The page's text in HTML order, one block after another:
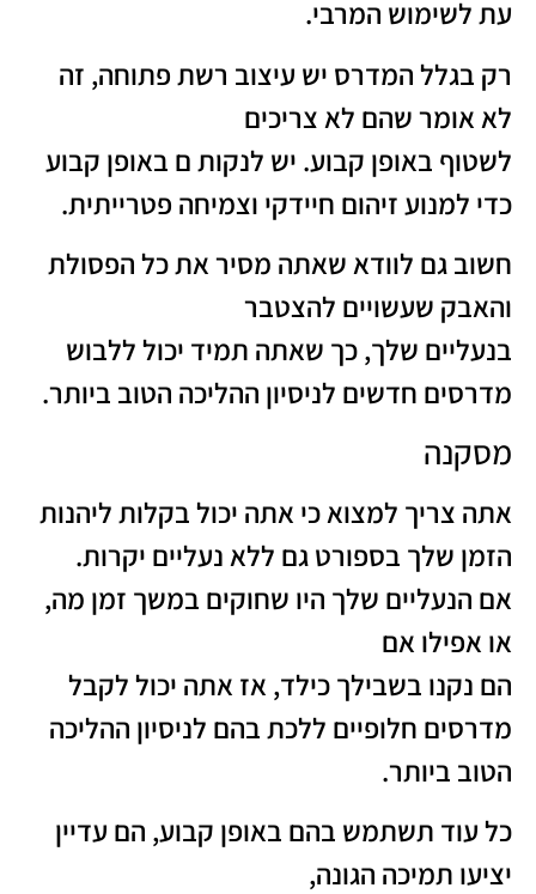
עת לשימוש המרבי.
רק בגלל המדרס יש עיצוב רשת פתוחה, זה
לא אומר שהם לא צריכים
לשטוף באופן קבוע. יש לנקות ם באופן קבוע
כדי למנוע זיהום חיידקי וצמיחה פטרייתית.
חשוב גם לוודא שאתה מסיר את כל הפסולת
והאבק שעשויים להצטבר
בנעליים שלך, כך שאתה תמיד יכול ללבוש
מדרסים חדשים לניסיון ההליכה הטוב ביותר.
מסקנה
אתה צריך למצוא כי אתה יכול בקלות ליהנות
הזמן שלך בספורט גם ללא נעליים יקרות.
אם הנעליים שלך היו שחוקים במשך זמן מה,
או אפילו אם
הם נקנו בשבילך כילד, אז אתה יכול לקבל
מדרסים חלופיים ללכת בהם לניסיון ההליכה
הטוב ביותר.
כל עוד תשתמש בהם באופן קבוע, הם עדיין
יציעו תמיכה הגונה,